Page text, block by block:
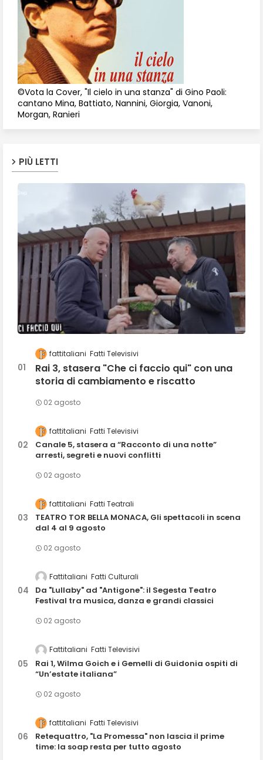
©Vota la Cover, "Il cielo in una stanza" di Gino Paoli:
cantano Mina, Battiato, Nannini, Giorgia, Vanoni,
Morgan, Ranieri
PIÙ LETTI
fattitaliani Fatti Televisivi
Rai 3, stasera "Che ci faccio qui" con una
storia di cambiamento e riscatto
02 agosto
fattitaliani Fatti Televisivi
Canale 5, stasera a “Racconto di una notte”
arresti, segreti e nuovi conflitti
02 agosto
fattitaliani Fatti Teatrali
TEATRO TOR BELLA MONACA, Gli spettacoli in scena
dal 4 al 9 agosto
02 agosto
Fattitaliani Fatti Culturali
Da "Lullaby" ad "Antigone": il Segesta Teatro
Festival tra musica, danza e grandi classici
02 agosto
Fattitaliani Fatti Televisivi
Rai 1, Wilma Goich e i Gemelli di Guidonia ospiti di
“Un’estate italiana”
02 agosto
fattitaliani Fatti Televisivi
Retequattro, "La Promessa" non lascia il prime
time: la soap resta per tutto agosto